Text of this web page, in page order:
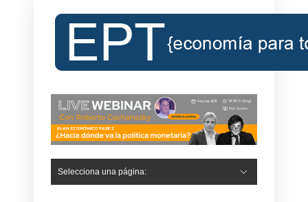
Selecciona una página: